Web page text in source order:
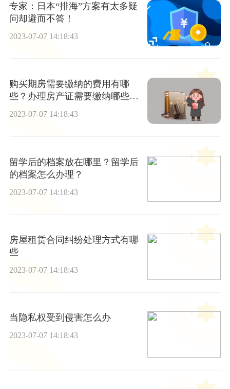
专家：日本“排海”方案有太多疑
问却避而不答！
2023-07-07 14:18:43
购买期房需要缴纳的费用有哪
些？办理房产证需要缴纳哪些费
用？-微资讯
2023-07-07 14:18:43
留学后的档案放在哪里？留学后
的档案怎么办理？
2023-07-07 14:18:43
房屋租赁合同纠纷处理方式有哪
些
2023-07-07 14:18:43
当隐私权受到侵害怎么办
2023-07-07 14:18:43